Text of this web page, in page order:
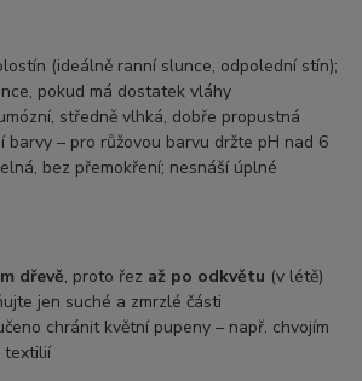
(ideálně ranní slunce, odpolední stín);
pokud má dostatek vláhy
středně vlhká, dobře propustná
barvy – pro růžovou barvu držte pH nad 6
bez přemokření; nesnáší úplné
dřevě, proto řez až po odkvětu (v létě)
jen suché a zmrzlé části
chránit květní pupeny – např. chvojím
textilií